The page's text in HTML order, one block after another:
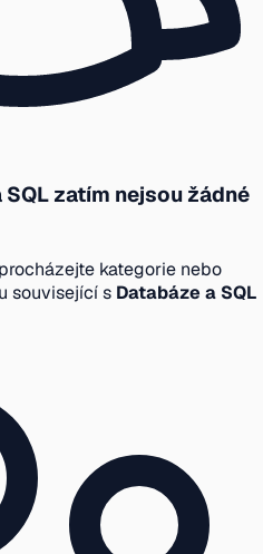
zatím nejsou žádné
kategorie nebo
související s Databáze a SQL